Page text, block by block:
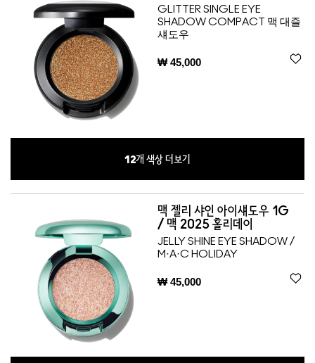
GLITTER SINGLE EYE
SHADOW COMPACT 맥 대즐
섀도우
₩ 45,000
12개 색상 더보기
맥 젤리 샤인 아이섀도우 1G
/ 맥 2025 홀리데이
JELLY SHINE EYE SHADOW /
M·A·C HOLIDAY
₩ 45,000